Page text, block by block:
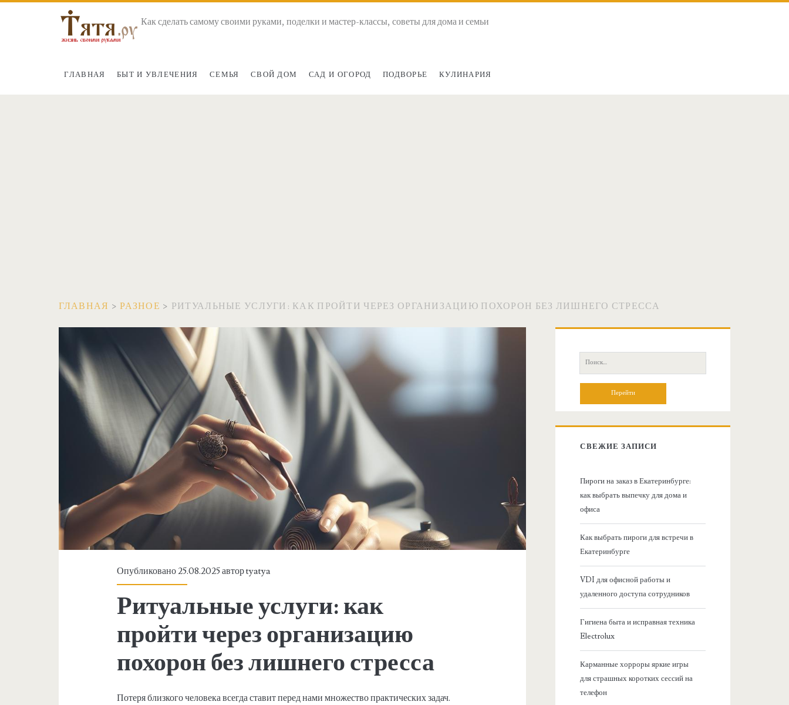
Как сделать самому своими руками, поделки и мастер-классы, советы для дома и семьи
ГЛАВНАЯ БЫТ И УВЛЕЧЕНИЯ СЕМЬЯ СВОЙ ДОМ САД И ОГОРОД ПОДВОРЬЕ КУЛИНАРИЯ
ГЛАВНАЯ >РАЗНОЕ > РИТУАЛЬНЫЕ УСЛУГИ: КАК ПРОЙТИ ЧЕРЕЗ ОРГАНИЗАЦИЮ ПОХОРОН БЕЗ ЛИШНЕГО СТРЕССА
Опубликовано 25.08.2025 авторtyatya
Ритуальные услуги: как
пройти через организацию
похорон без лишнего стресса
Потеря близкого человека всегда ставит перед нами множество практических задач.
о
П
о
:
СВЕЖИЕ ЗАПИСИ
Пироги на заказ в Екатеринбурге:
как выбрать выпечку для дома и
офиса
Как выбрать пироги для встречи в
Екатеринбурге
VDI для офисной работы и
удаленного доступа сотрудников
Гигиена быта и исправная техника
Electrolux
Карманные хорроры яркие игры
для страшных коротких сессий на
телефон